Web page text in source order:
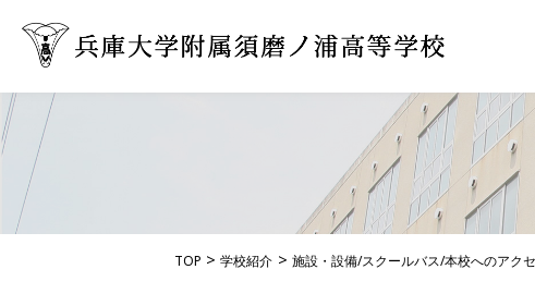
TOP 学校紹介 施設・設備/スクールバス/本校へのアク